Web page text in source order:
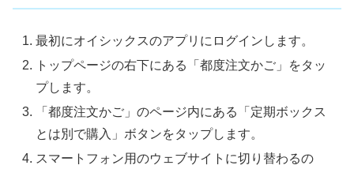
最初にオイシックスのアプリにログインします。
トップページの右下にある「都度注文かご」をタッ
プします。
「都度注文かご」のページ内にある「定期ボックス
とは別で購入」ボタンをタップします。
スマートフォン用のウェブサイトに切り替わるの